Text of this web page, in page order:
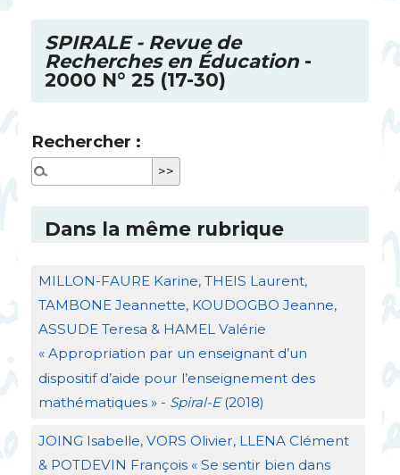
SPIRALE- Revue de
Recherches en Éducation -
2000 N° 25 (17-30)
Rechercher :
Dans la même rubrique
MILLON-FAUREKarine, THEIS Laurent,
TAMBONEJeannette, KOUDOGBO Jeanne,
ASSUDETeresa & HAMELValérie
« Appropriation par un enseignant d’un
dispositif d’aide pour l’enseignement des
mathématiques » - Spiral-E(2018)
JOING Isabelle, VORS Olivier, LLENAClément
& POTDEVIN François « Se sentir bien dans